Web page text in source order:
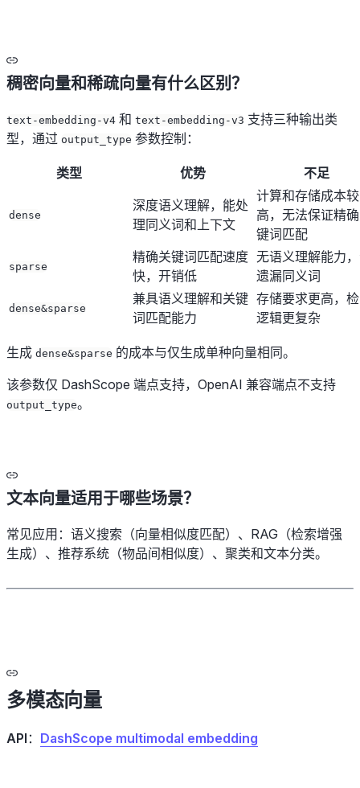
稠密向量和稀疏向量有什么区别？
text-embedding-v4 和 text-embedding-v3 支持三种输出类
型，通过 output_type 参数控制：
类型 优势 不足
dense
深度语义理解，能处
理同义词和上下文
计算和存储成本较
高，无法保证精
键词匹配
sparse
精确关键词匹配速度
快，开销低
无语义理解能力
遗漏同义词
dense&sparse
兼具语义理解和关键
词匹配能力
存储要求更高，
逻辑更复杂
生成 dense&sparse 的成本与仅生成单种向量相同。
该参数仅 DashScope 端点支持，OpenAI 兼容端点不支持
output_type。
文本向量适用于哪些场景？
常见应用：语义搜索（向量相似度匹配）、RAG（检索增强
生成）、推荐系统（物品间相似度）、聚类和文本分类。
多模态向量
API ： DashScope multimodal embedding